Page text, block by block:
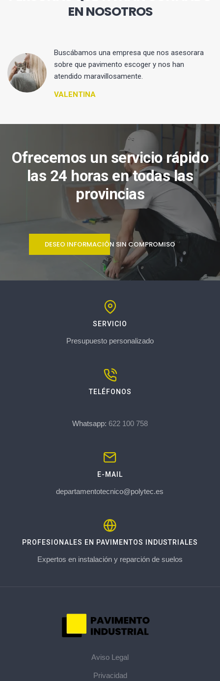
EN NOSOTROS
Buscábamos una empresa que nos asesorara
sobre que pavimento escoger y nos han
atendido maravillosamente.
VALENTINA
Ofrecemos un servicio rápido
las 24 horas en todas las
provincias
DESEO INFORMACIÓN SIN COMPROMISO
SERVICIO
Presupuesto personalizado
TELÉFONOS
Whatsapp: 622 100 758
E-MAIL
departamentotecnico@polytec.es
PROFESIONALES EN PAVIMENTOS INDUSTRIALES
Expertos en instalación y reparción de suelos
Aviso Legal
Privacidad